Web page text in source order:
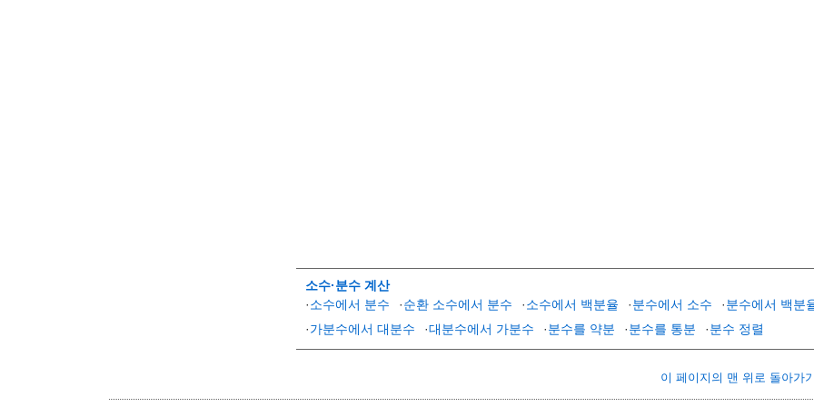
소수·분수 계산
·소수에서 분수 ·순환 소수에서 분수 ·소수에서 백분율 ·분수에서 소수 ·분수에서 백분
·가분수에서 대분수 ·대분수에서 가분수 ·분수를 약분 ·분수를 통분 ·분수 정렬
이 페이지의 맨 위로 돌아가